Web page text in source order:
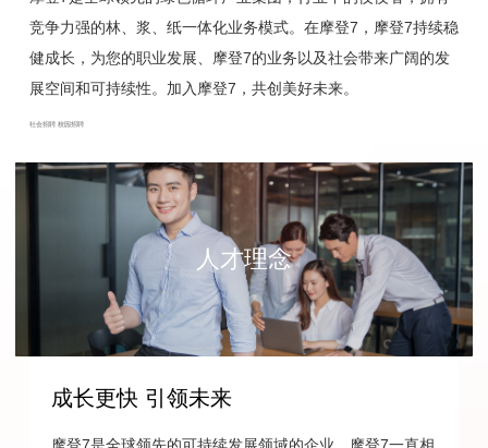
竞争力强的林、浆、纸一体化业务模式。在摩登7，摩登7持续稳
健成长，为您的职业发展、摩登7的业务以及社会带来广阔的发
展空间和可持续性。加入摩登7，共创美好未来。
社会招聘 校园招聘
人才理念
成长更快 引领未来